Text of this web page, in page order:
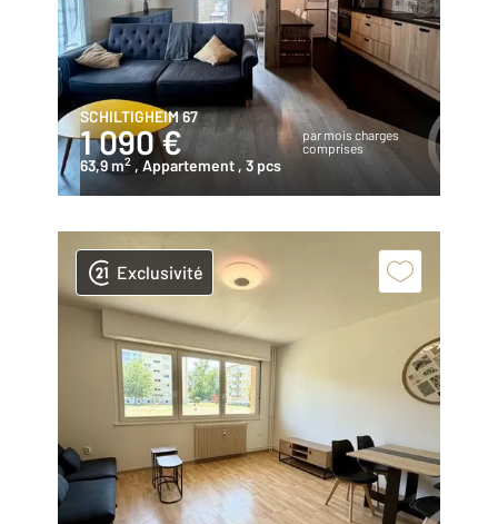
SCHILTIGHEIM 67
1 090 €
par mois charges
comprises
63,9 m2 , Appartement , 3 pcs
Exclusivité